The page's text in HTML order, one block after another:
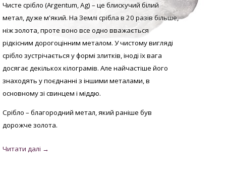
Чисте срібло (Argentum, Аg) – це блискучий білий
метал, дуже м'який. На Землі срібла в 20 разів більше,
ніж золота, проте воно все одно вважається
рідкісним дорогоцінним металом. Учистому вигляді
срібло зустрічається у формі злитків, іноді їх вага
досягає декількох кілограмів. Але найчастіше його
знаходять у поєднанні з іншими металами, в
основному зі свинцем і міддю.
Срібло – благородний метал, який раніше був
дорожче золота.